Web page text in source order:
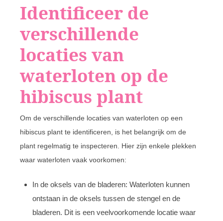
Identificeer de
verschillende
locaties van
waterloten op de
hibiscus plant
Om de verschillende locaties van waterloten op een
hibiscus plant te identificeren, is het belangrijk om de
plant regelmatig te inspecteren. Hier zijn enkele plekken
waar waterloten vaak voorkomen:
In de oksels van de bladeren: Waterloten kunnen
ontstaan in de oksels tussen de stengel en de
bladeren. Dit is een veelvoorkomende locatie waar